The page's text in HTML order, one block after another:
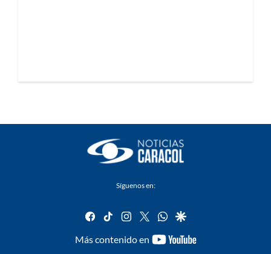
Síguenos en:
facebook
tiktok instagram
twitterwhatsapp
google
Más contenido en
youtube-